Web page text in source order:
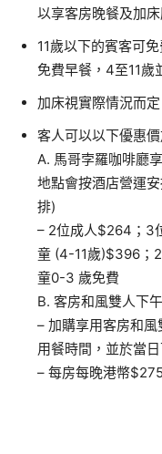
以享客房晚餐及加
11歲以下的賓客可
免費早餐，4至11歲
加床視實際情況而
客人可以以下優惠
A. 馬哥孛羅咖啡廳
地點會按酒店營運
排)
– 2位成人$264；3
童 (4-11歲)$396；
童0-3 歲免費
B. 客房和風雙人下
– 加購享用客房和
用餐時間，並於當
– 每房每晚港幣$275